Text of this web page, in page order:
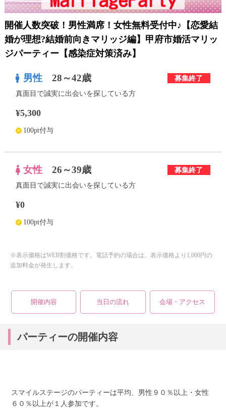
個人情報保護方針launch
子どもの安全基準に関するポリシーlaunch
運営会社 launch
公式アカウントで最新情報を配信中！
PR
おすすめの優良結婚相談所をご紹介
開催人数突破！男性満席！女性無料受付中♪【恋愛結
婚が理想?結婚前向きマリッジ編】甲府市婚活マリッ
ジパーティー【感染症対策済み】
男性 28～42歳 募集終了
真面目で誠実に出会いを探している方
¥5,300
100pt付与
女性 26～39歳 募集終了
真面目で誠実に出会いを探している方
¥0
100pt付与
※表示価格はWEB割価格です。電話予約の場合は、表示価格より1,000円の
追加料金が発生します。
開催内容 当日の流れ 会場・アクセス
パーティーの開催内容
スマイルステージのパーティーは平均、男性９０％以上・女性
６０％以上が１人参加です。